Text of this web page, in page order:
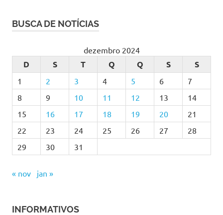
BUSCA DE NOTÍCIAS
dezembro 2024
D S T Q Q S S
1 2 3 4 5 6
7
8
9 10 11 12 13
14
15
16 17 18 19 20
21
22
23 24 25 26 27
28
29
30 31
« nov jan »
INFORMATIVOS